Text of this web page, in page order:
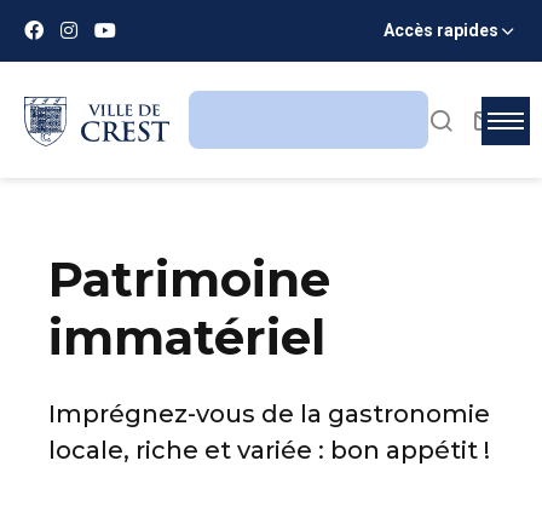
Accès rapides
Patrimoine
immatériel
Imprégnez-vous de la gastronomie
locale, riche et variée : bon appétit !